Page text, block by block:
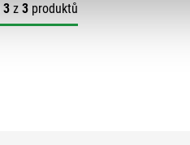
3z 3produktů